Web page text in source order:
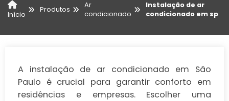
Início
Produtos
Ar
condicionado
Instalação de ar
condicionado em sp
A instalação de ar condicionado em São
Paulo é crucial para garantir conforto em
residências e empresas. Escolher uma